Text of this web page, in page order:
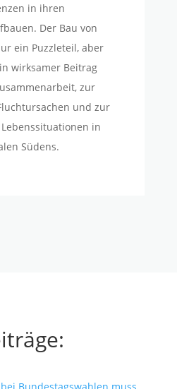
in ihren
Der Bau von
ein Puzzleteil, aber
wirksamer Beitrag
zur
und zur
in
Südens.